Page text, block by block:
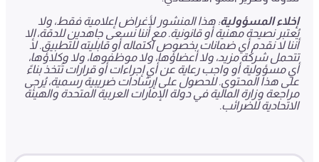
إخلاء المسؤولية: هذا المنشور لأغراض إعلامية فقط، ولا
يُعتبر نصيحة مهنية أو قانونية. مع أننا نسعى جاهدين للدقة، إلا
أننا لا نقدم أي ضمانات بخصوص اكتماله أو قابليته للتطبيق. لا
تتحمل شركة مزيد، ولا أعضاؤها، ولا موظفوها، ولا وكلاؤها،
أي مسؤولية أو واجب رعاية عن أي إجراءات أو قرارات تُتخذ بناءً
على هذا المحتوى. للحصول على إرشادات ضريبية رسمية، يُرجى
مراجعة وزارة المالية في دولة الإمارات العربية المتحدة والهيئة
الاتحادية للضرائب.